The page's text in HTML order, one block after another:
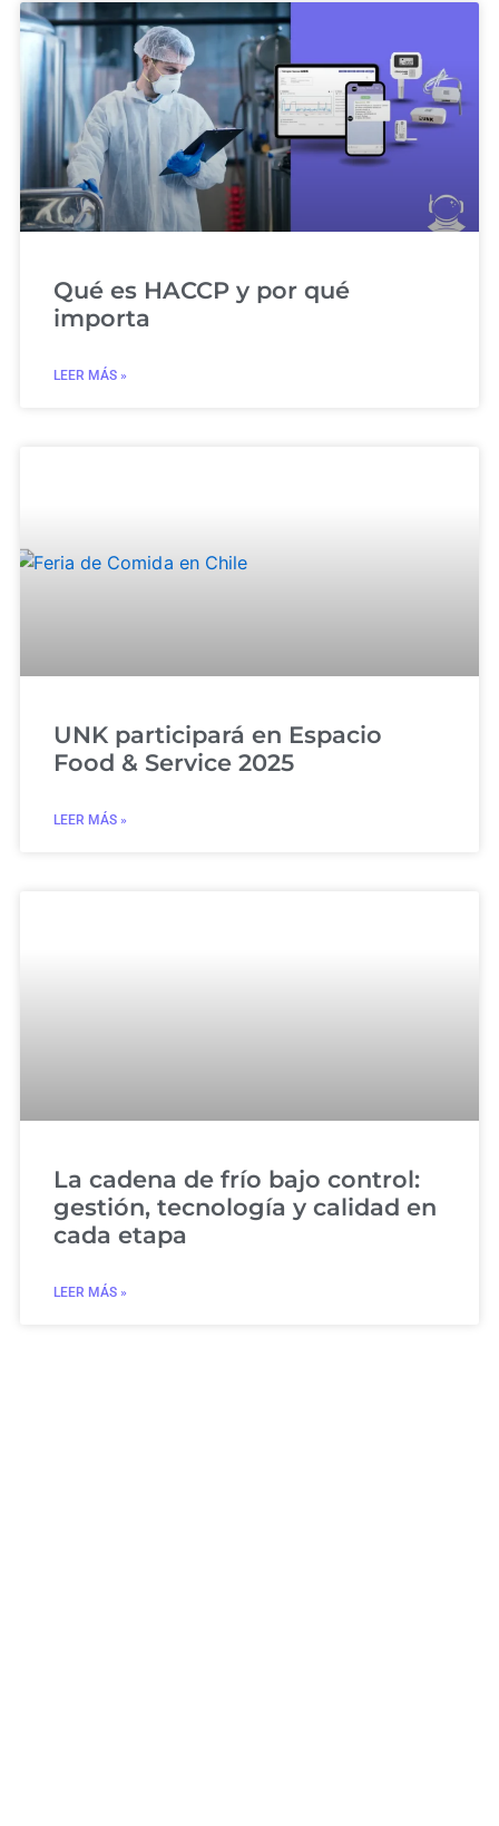
Qué es HACCP y por qué
importa
LEER MÁS »
UNK participará en Espacio
Food & Service 2025
LEER MÁS »
La cadena de frío bajo control:
gestión, tecnología y calidad en
cada etapa
LEER MÁS »